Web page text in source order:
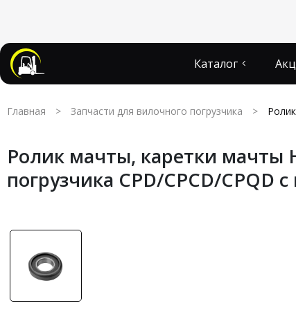
Каталог
Главная > Запчасти для вилочного погрузчика >
Ролик мачты, каретки мачты
погрузчика CPD/CPCD/CPQD с